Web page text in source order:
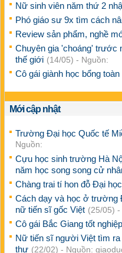
Nữ sinh viên năm thứ 2
Phó giáo sư 9x tìm cách
Review sản phẩm, nghề
Chuyên gia 'choáng' trước
thế giới (14/05) - Nguồn:
Cô gái giành học bổng
Mới cập nhật
Trường Đại học Quốc tế
Nguồn:
Cựu học sinh trường Hà
năm học song song cử
Chàng trai tí hon đỗ Đại
Cách dạy và học ở trường
nữ tiến sĩ gốc Việt (25/05) -
Cô gái Bắc Giang tốt
Nữ tiến sĩ người Việt tìm
thư (22/02) - Nguồn: